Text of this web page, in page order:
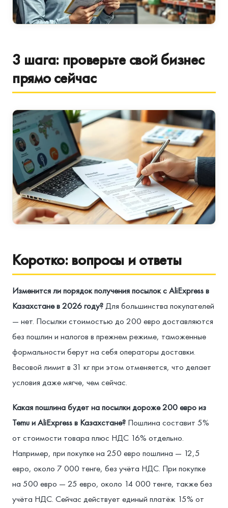
3 шага: проверьте свой бизнес
прямо сейчас
Коротко: вопросы и ответы
Изменится ли порядок получения посылок с AliExpress в
Казахстане в 2026 году?Для большинства покупателей
— нет. Посылки стоимостью до 200 евро доставляются
без пошлин и налогов в прежнем режиме, таможенные
формальности берут на себя операторы доставки.
Весовой лимит в 31 кг при этом отменяется, что делает
условия даже мягче, чем сейчас.
Какая пошлина будет на посылки дороже 200 евро из
Temu и AliExpress в Казахстане? Пошлина составит 5%
от стоимости товара плюс НДС 16% отдельно.
Например, при покупке на 250 евро пошлина — 12,5
евро, около 7 000 тенге, без учёта НДС. При покупке
на 500 евро — 25 евро, около 14 000 тенге, также без
учёта НДС. Сейчас действует единый платёж 15% от